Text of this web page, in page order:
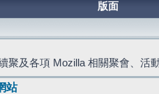
版面
聚及各項 Mozilla 相關聚會、活
站